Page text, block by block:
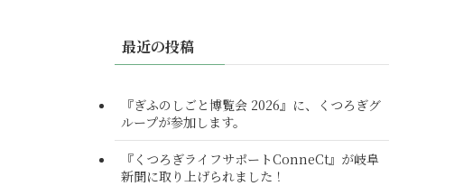
最近の投稿
『ぎふのしごと博覧会 2026』に、くつろぎグ
ループが参加します。
『くつろぎライフサポートConneCt』が岐阜
新聞に取り上げられました！